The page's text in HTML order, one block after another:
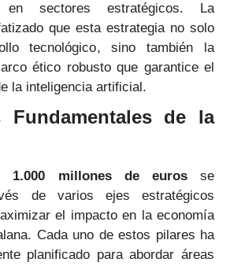
en sectores estratégicos. La
que esta estrategia no solo
tecnológico, sino también la
ético robusto que garantice el
la inteligencia artificial.
Fundamentales de la
1.000 millones de eurosse
de varios ejes estratégicos
el impacto en la economía
Cada uno de estos pilares ha
planificado para abordar áreas